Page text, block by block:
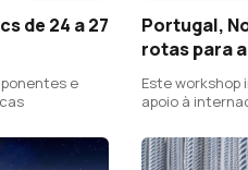
de 24 a 27
e
Portugal,
rotas para
Este workshop
apoio à